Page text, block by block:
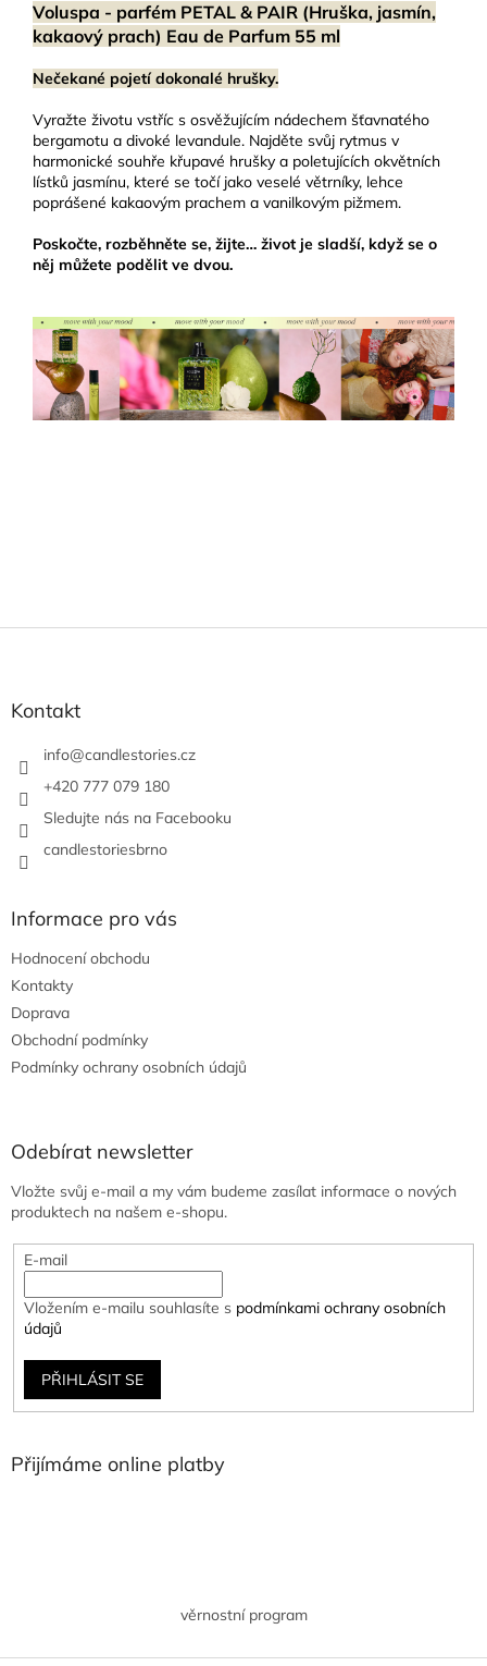
Voluspa - parfém PETAL & PAIR (Hruška, jasmín,
kakaový prach) Eau de Parfum 55 ml
Nečekané pojetí dokonalé hrušky.
Vyražte životu vstříc s osvěžujícím nádechem šťavnatého
bergamotu a divoké levandule. Najděte svůj rytmus v
harmonické souhře křupavé hrušky a poletujících okvětních
lístků jasmínu, které se točí jako veselé větrníky, lehce
poprášené kakaovým prachem a vanilkovým pižmem.
Poskočte, rozběhněte se, žijte… život je sladší, když se o
něj můžete podělit ve dvou.
Kontakt
info@candlestories.cz
+420 777 079 180
Sledujte nás na Facebooku
candlestoriesbrno
Informace pro vás
Hodnocení obchodu
Kontakty
Doprava
Obchodní podmínky
Podmínky ochrany osobních údajů
Odebírat newsletter
Vložte svůj e-mail a my vám budeme zasílat informace o nových
produktech na našem e-shopu.
E-mail
Vložením e-mailu souhlasíte s podmínkami ochrany osobních
údajů
PŘIHLÁSIT SE
Přijímáme online platby
věrnostní program